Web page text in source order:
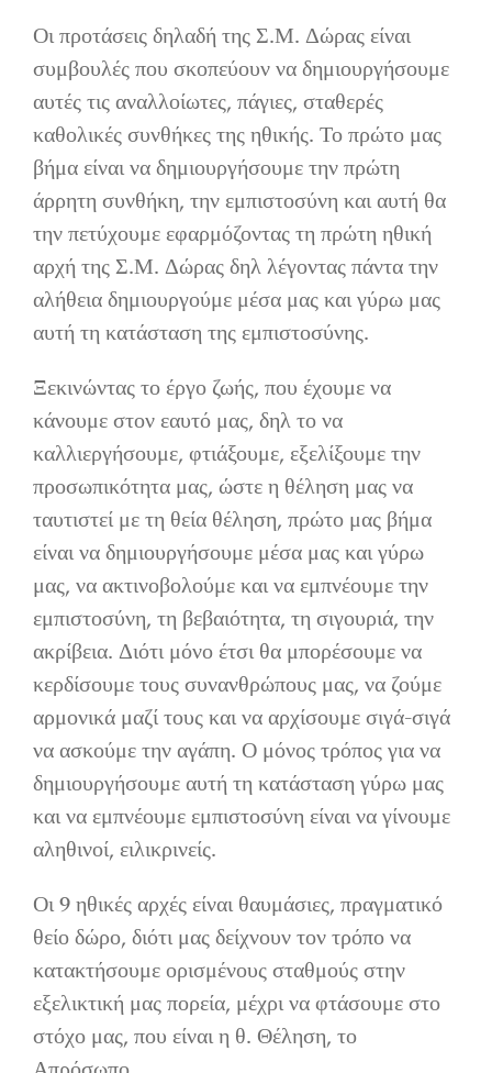
Οι προτάσεις δηλαδή της Σ.Μ. Δώρας είναι
συμβουλές που σκοπεύουν να δημιουργήσουμε
αυτές τις αναλλοίωτες, πάγιες, σταθερές
καθολικές συνθήκες της ηθικής. Το πρώτο μας
βήμα είναι να δημιουργήσουμε την πρώτη
άρρητη συνθήκη, την εμπιστοσύνη και αυτή θα
την πετύχουμε εφαρμόζοντας τη πρώτη ηθική
αρχή της Σ.Μ. Δώρας δηλ λέγοντας πάντα την
αλήθεια δημιουργούμε μέσα μας και γύρω μας
αυτή τη κατάσταση της εμπιστοσύνης.
Ξεκινώντας το έργο ζωής, που έχουμε να
κάνουμε στον εαυτό μας, δηλ το να
καλλιεργήσουμε, φτιάξουμε, εξελίξουμε την
προσωπικότητα μας, ώστε η θέληση μας να
ταυτιστεί με τη θεία θέληση, πρώτο μας βήμα
είναι να δημιουργήσουμε μέσα μας και γύρω
μας, να ακτινοβολούμε και να εμπνέουμε την
εμπιστοσύνη, τη βεβαιότητα, τη σιγουριά, την
ακρίβεια. Διότι μόνο έτσι θα μπορέσουμε να
κερδίσουμε τους συνανθρώπους μας, να ζούμε
αρμονικά μαζί τους και να αρχίσουμε σιγά-σιγά
να ασκούμε την αγάπη. Ο μόνος τρόπος για να
δημιουργήσουμε αυτή τη κατάσταση γύρω μας
και να εμπνέουμε εμπιστοσύνη είναι να γίνουμε
αληθινοί, ειλικρινείς.
Οι 9 ηθικές αρχές είναι θαυμάσιες, πραγματικό
θείο δώρο, διότι μας δείχνουν τον τρόπο να
κατακτήσουμε ορισμένους σταθμούς στην
εξελικτική μας πορεία, μέχρι να φτάσουμε στο
στόχο μας, που είναι η θ. Θέληση, το